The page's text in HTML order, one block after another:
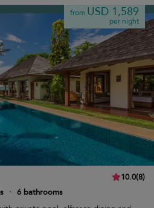
from USD 1,589
per night
10.0(8)
· 6 bathrooms